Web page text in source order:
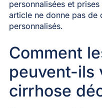
personnalisées et
article ne donne pas de
personnalisés.
Comment
peuvent-ils
cirrhose